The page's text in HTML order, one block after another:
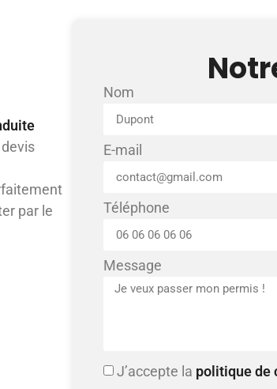
par le
Nom
E-mail
Téléphone
Message
J’accepte la politique de